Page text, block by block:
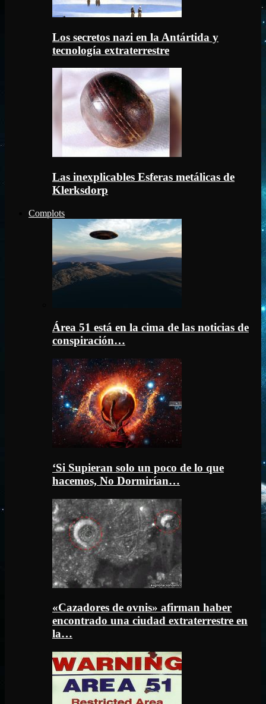
Los secretos nazi en la Antártida y
tecnología extraterrestre
Las inexplicables Esferas metálicas de
Klerksdorp
Complots
Área 51 está en la cima de las noticias de
conspiración…
‘Si Supieran solo un poco de lo que
hacemos, No Dormirían…
«Cazadores de ovnis» afirman haber
encontrado una ciudad extraterrestre en
la…